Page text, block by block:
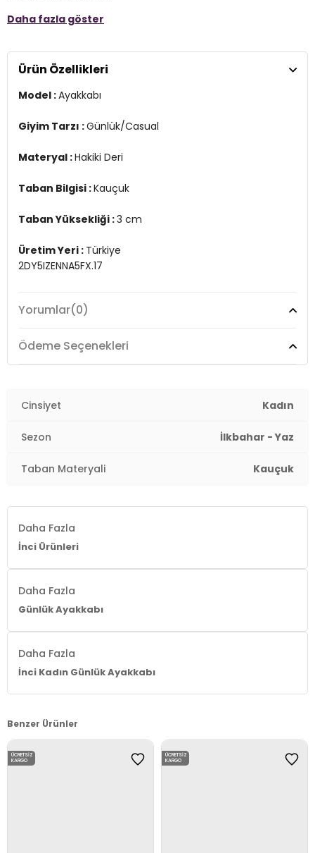
Taban Yüksekliği :3 cm
2DY5IZENNA5FX.17
Daha fazla göster
Ürün Özellikleri
Model :Ayakkabı
Giyim Tarzı :Günlük/Casual
Materyal :Hakiki Deri
Taban Bilgisi :Kauçuk
Taban Yüksekliği :3 cm
Üretim Yeri : Türkiye
2DY5IZENNA5FX.17
Yorumlar(0)
Ödeme Seçenekleri
Cinsiyet Kadın
Sezon İlkbahar - Yaz
Taban Materyali Kauçuk
Daha Fazla
İnci Ürünleri
Daha Fazla
Günlük Ayakkabı
Daha Fazla
İnci Kadın Günlük Ayakkabı
Benzer Ürünler
ÜCRETSIZ
KARGO
ÜCRETSIZ
KARGO